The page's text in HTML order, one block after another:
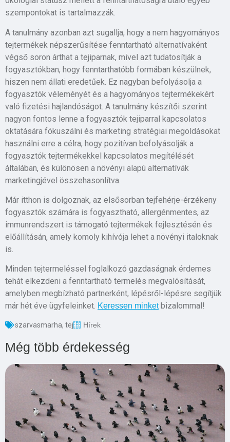
szempontokat is tartalmazzák.
A tanulmány azonban azt sugallja, hogy a nem hagyományos
tejtermékek népszerűsítése fenntartható alternatívaként
végső soron árthat a tejiparnak, mivel azt tudatosítják a
fogyasztókban, hogy fenntarthatóbb formában készülnek,
hiszen nem állati eredetűek. Ez nagyban befolyásolja a
fogyasztók véleményét és a hagyományos tejtermékekért
való fizetési hajlandóságot. A tanulmány készítői szerint
nagyon fontos lenne a fogyasztók tejiparral kapcsolatos
oktatására fókuszálni és marketing stratégiai megoldásokat
használni erre a célra, hogy pozitívan befolyásolják a
fogyasztók tejtermékekkel kapcsolatos megítélését
általában, és különösen a növényi alapú alternatívák
marketingjével összehasonlítva.
Már itthon is dolgoznak, az elsősorban tejfehérje-érzékeny
fogyasztók számára is fogyasztható, allergénmentes, az
immunrendszert is támogató tejtermékek fejlesztésén és
előállításán, amely komoly kihívója lehet a növényi italoknak
is.
Minden tejtermeléssel foglalkozó gazdaságnak érdemes
tehát elkezdeni a fenntartható termelés megvalósítását,
amelyben megbízható partnerként, lépésről-lépésre segítjük
már hét éve ügyfeleinket. Keressen minketbizalommal!
szarvasmarha, tej Hírek
Még több érdekesség